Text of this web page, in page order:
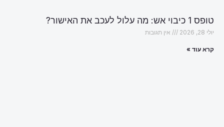
טופס 1 כיבוי אש: מה עלול לעכב את האישור?
יולי 28, 2026 אין תגובות
קרא עוד »